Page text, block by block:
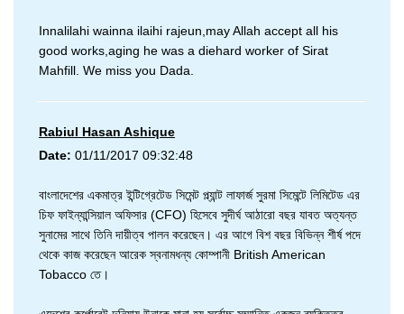
Innalilahi wainna ilaihi rajeun,may Allah accept all his
good works,aging he was a diehard worker of Sirat
Mahfill. We miss you Dada.
Rabiul Hasan Ashique
Date: 01/11/2017 09:32:48
বাংলাদেশের একমাত্র ইন্টিগ্রেটেড সিমেন্ট প্ল্যান্ট লাফার্জ সুরমা সিমেন্টে লিমিটেড এর
চিফ ফাইন্যান্সিয়াল অফিসার (CFO) হিসেবে সুদীর্ঘ আঠারো বছর যাবত অত্যন্ত
সুনামের সাথে তিনি দায়ীত্ব পালন করেছেন। এর আগে বিশ বছর বিভিন্ন শীর্ষ পদে
থেকে কাজ করেছেন আরেক স্বনামধন্য কোম্পানী British American
Tobacco তে।